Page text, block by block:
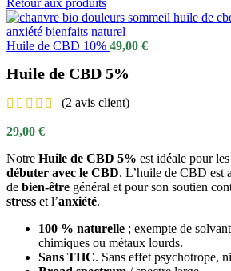
Retour aux produits
Huile de CBD 10% 49,00 €
Huile de CBD 5%
(2 avis client)
29,00 €
Notre Huile de CBD 5% est idéale pour
débuter avec le CBD. L’huile de CBD est
de bien-être général et pour son soutien
stress et l’anxiété.
100 % naturelle ; exempte de
chimiques ou métaux lourds.
Sans THC. Sans effet psychotrope,